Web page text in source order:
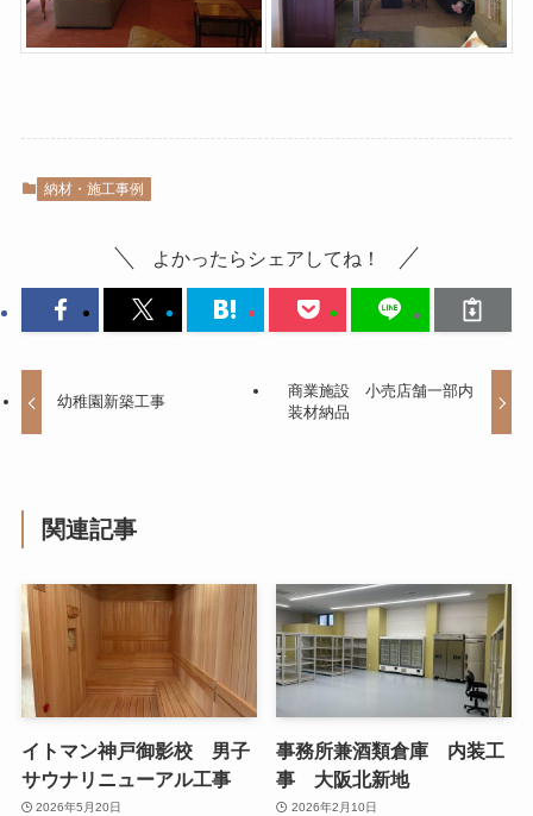
納材・施工事例
よかったらシェアしてね！
幼稚園新築工事
商業施設 小売店舗一部内
装材納品
関連記事
イトマン神戸御影校 男子
サウナリニューアル工事
2026年5月20日
事務所兼酒類倉庫 内装工
事 大阪北新地
2026年2月10日